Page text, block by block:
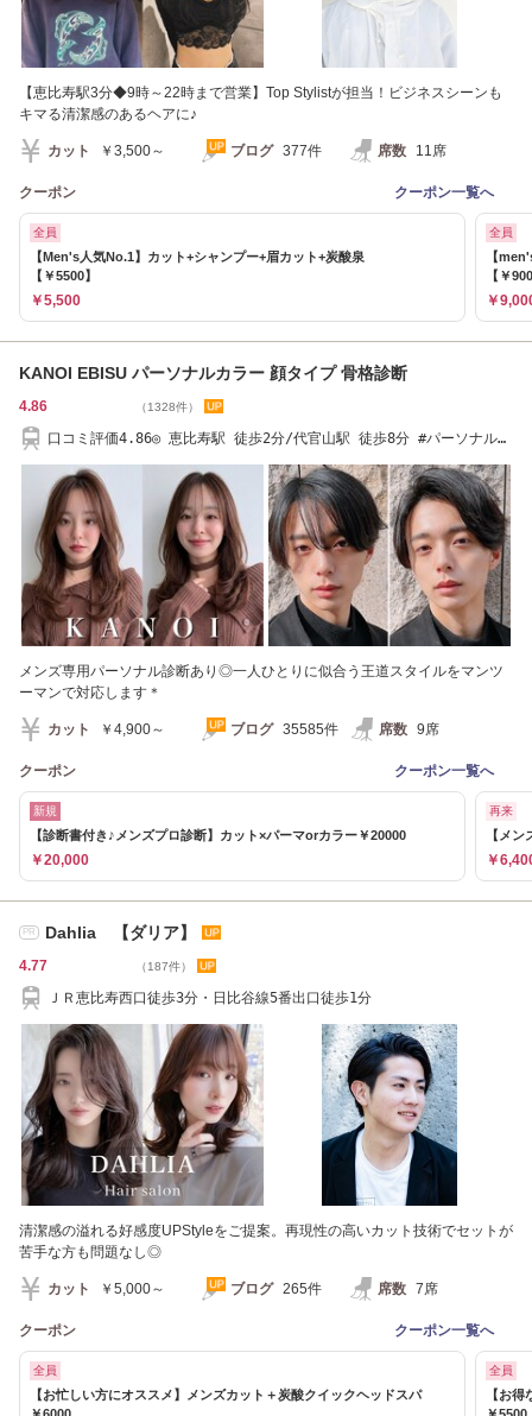
【恵比寿駅3分◆9時～22時まで営業】Top Stylistが担当！ビジネスシーンも
キマる清潔感のあるヘアに♪
カット ￥3,500～ ブログ 377件 席数 11席
クーポン クーポン一覧へ
全員
【Men's人気No.1】カット+シャンプー+眉カット+炭酸泉
【￥5500】
￥5,500
全員
【
【￥
￥
KANOI EBISU パーソナルカラー 顔タイプ 骨格診断
4.86 （1328件）
口コミ評価4.86◎ 恵比寿駅 徒歩2分/代官山駅 徒歩8分 #パーソナルカ
メンズ専用パーソナル診断あり◎一人ひとりに似合う王道スタイルをマンツ
ーマンで対応します＊
カット ￥4,900～ ブログ 35585件 席数 9席
クーポン クーポン一覧へ
新規
【診断書付き♪メンズプロ診断】カット×パーマorカラー￥20000
￥20,000
再来
【メ
￥
PR Dahlia 【ダリア】
4.77 （187件）
ＪＲ恵比寿西口徒歩3分・日比谷線5番出口徒歩1分
清潔感の溢れる好感度UPStyleをご提案。再現性の高いカット技術でセットが
苦手な方も問題なし◎
カット ￥5,000～ ブログ 265件 席数 7席
クーポン クーポン一覧へ
全員
【お忙しい方にオススメ】メンズカット＋炭酸クイックヘッドスパ
全員
【お